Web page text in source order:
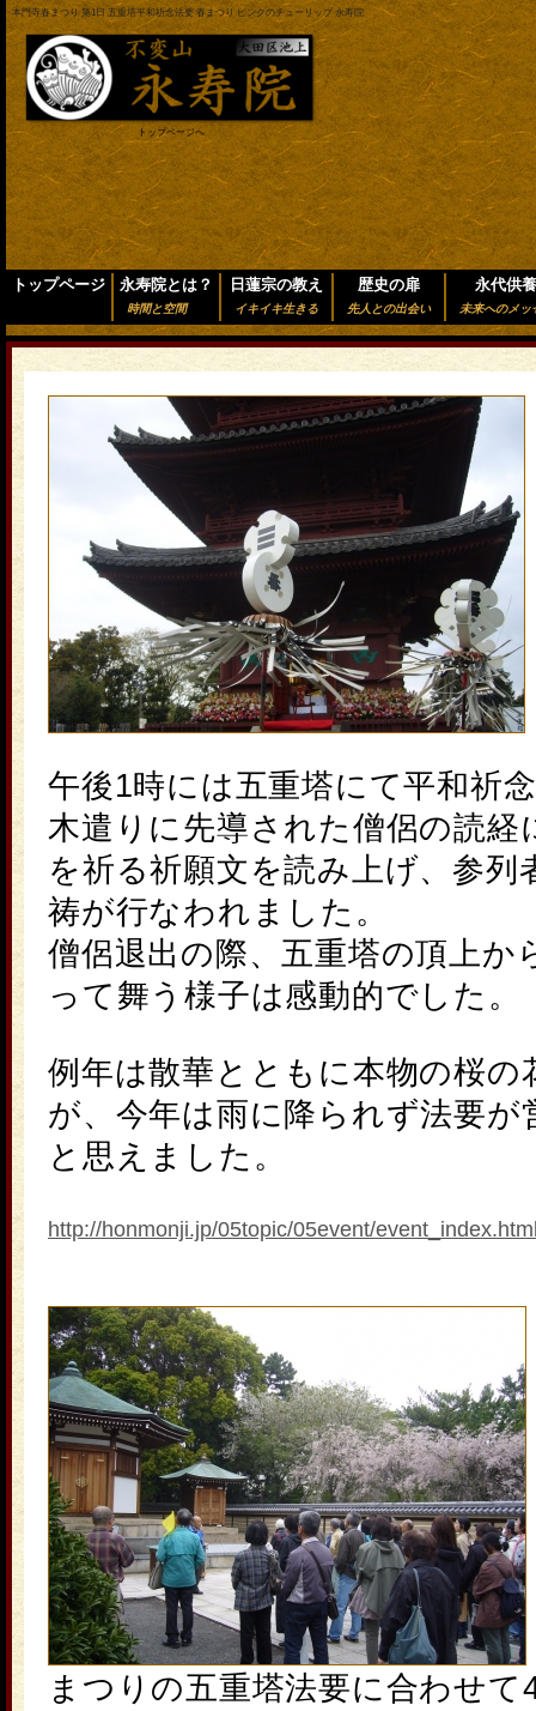
本門寺春まつり 第1日 五重塔平和祈念法要 春まつり ピンクのチューリップ 永寿院
トップページへ
トップページ 永寿院とは？
時間と空間
日蓮宗の教え
イキイキ生きる
歴史の扉
先人との出会い
永代供
未来へのメッ
午後1時には五重塔にて平和祈
木遣りに先導された僧侶の読経
を祈る祈願文を読み上げ、参列
祷が行なわれました。
僧侶退出の際、五重塔の頂上か
って舞う様子は感動的でした。
例年は散華とともに本物の桜
が、今年は雨に降られず法要
と思えました。
http://honmonji.jp/05topic/05event/
まつり の五重塔法要に合わせて